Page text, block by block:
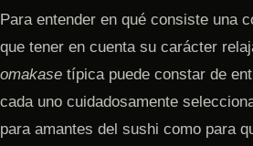
Para entender en qué consiste una
que tener en cuenta su carácter
omakase típica puede constar de
cada uno cuidadosamente
para amantes del sushi como para